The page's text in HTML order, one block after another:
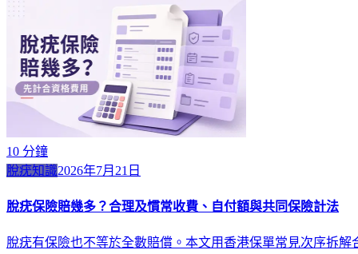
10 分鐘
脫疣知識2026年7月21日
脫疣保險賠幾多？合理及慣常收費、自付額與共同保險計法
脫疣有保險也不等於全數賠償。本文用香港保單常見次序拆解